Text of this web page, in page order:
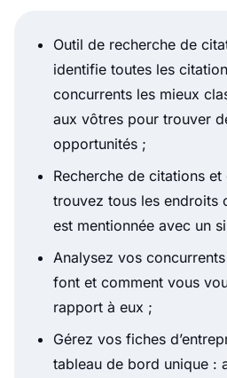
Outil de recherche de
identifie toutes les
concurrents les mieux
aux vôtres pour trouver
opportunités ;
Recherche de citations
trouvez tous les endroits
est mentionnée avec un
Analysez vos
font et comment vous
rapport à eux ;
Gérez vos fiches
tableau de bord unique :